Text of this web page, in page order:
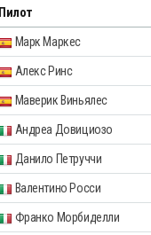
Пилот
Марк Маркес
Алекс Ринс
Маверик Виньялес
Андреа Довициозо
Данило Петруччи
Валентино Росси
Франко Морбиделли